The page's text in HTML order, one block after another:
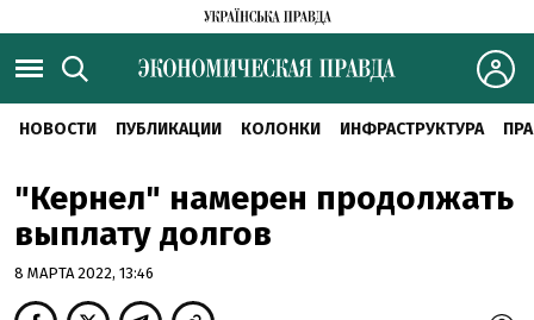
НОВОСТИ ПУБЛИКАЦИИ КОЛОНКИ ИНФРАСТРУКТУРА
"Кернел" намерен продолжать
выплату долгов
8 МАРТА 2022, 13:46